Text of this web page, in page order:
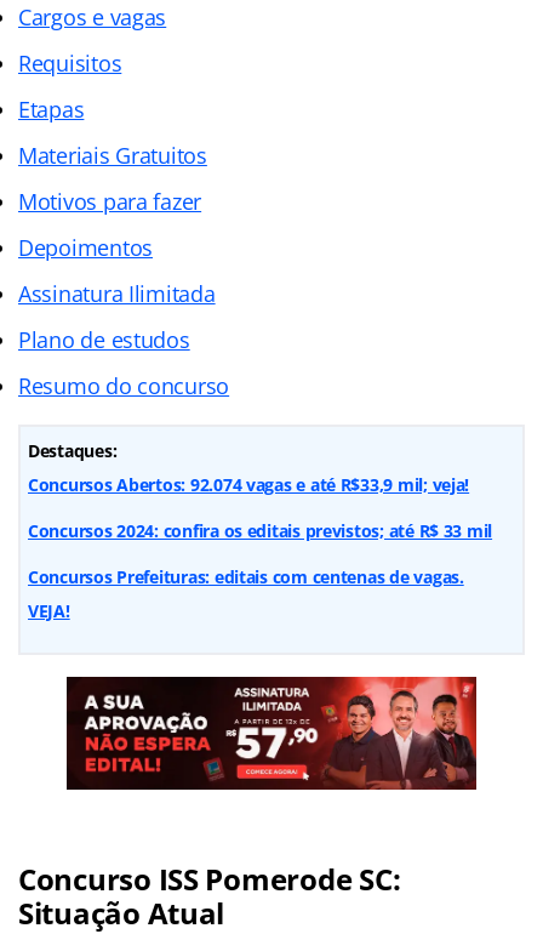
Cargos e vagas
Requisitos
Etapas
Materiais Gratuitos
Motivos para fazer
Depoimentos
Assinatura Ilimitada
Plano de estudos
Resumo do concurso
Destaques:
Concursos Abertos: 92.074 vagas e até R$33,9 mil; veja!
Concursos 2024: confira os editais previstos; até R$ 33 mil
Concursos Prefeituras: editais com centenas de vagas.
VEJA!
Concurso ISS Pomerode SC:
Situação Atual